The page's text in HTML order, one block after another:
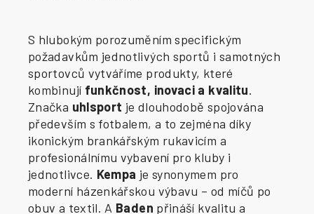
S hlubokým porozuměním specifickým
požadavkům jednotlivých sportů i samotných
sportovců vytváříme produkty, které
kombinují funkčnost, inovaci a kvalitu.
Značka uhlsport je dlouhodobě spojována
především s fotbalem, a to zejména díky
ikonickým brankářským rukavicím a
profesionálnímu vybavení pro kluby i
jednotlivce. Kempa je synonymem pro
moderní házenkářskou výbavu – od míčů po
obuv a textil. A Baden přináší kvalitu a